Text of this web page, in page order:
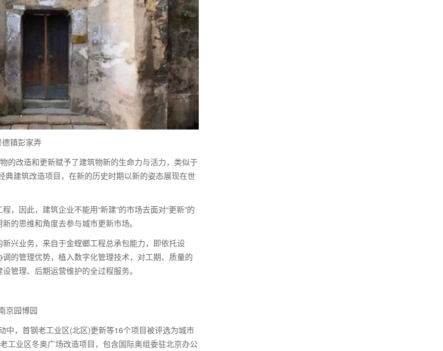
镇彭家弄
的改造和更新赋予了建筑物新的生命力与活力，类似于
典建筑改造项目，在新的历史时期以新的姿态展现在世
，因此，建筑企业不能用“新建”的市场去面对“更新”的
的思维和角度去参与城市更新市场。
兴业务，来自于金螳螂工程总承包能力，即依托设
的管理优势，植入数字化管理技术，对工期、质量的
管理、后期运营维护的全过程服务。
京园博园
中，首钢老工业区(北区)更新等16个项目被评选为城市
工业区冬奥广场改造项目，包含国际奥组委驻北京办公